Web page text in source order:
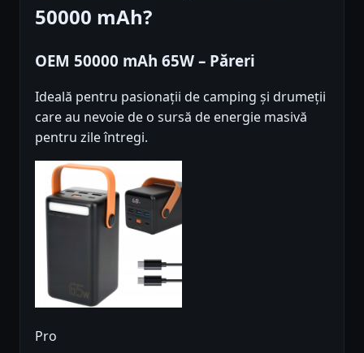
50000 mAh?
OEM 50000 mAh 65W – Păreri
Ideală pentru pasionații de camping și drumeții
care au nevoie de o sursă de energie masivă
pentru zile întregi.
Pro